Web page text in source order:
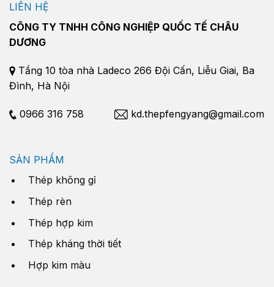
LIÊN HỆ
CÔNG TY TNHH CÔNG NGHIỆP QUỐC TẾ CHÂU
DƯƠNG
Tầng 10 tòa nhà Ladeco 266 Đội Cấn, Liễu Giai, Ba
Đình, Hà Nội
0966 316 758 kd.thepfengyang@gmail.com
SẢN PHẨM
Thép không gỉ
Thép rèn
Thép hợp kim
Thép kháng thời tiết
Hợp kim màu